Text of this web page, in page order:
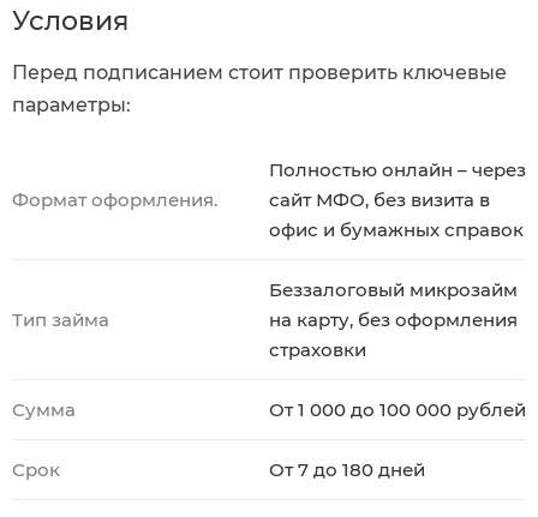
Условия
Перед подписанием стоит проверить ключевые
параметры:
Формат оформления.
Полностью онлайн – через
сайт МФО, без визита в
офис и бумажных справок
Тип займа
Беззалоговый микрозайм
на карту, без оформления
страховки
Сумма От 1 000 до 100 000 рублей
Срок От 7 до 180 дней